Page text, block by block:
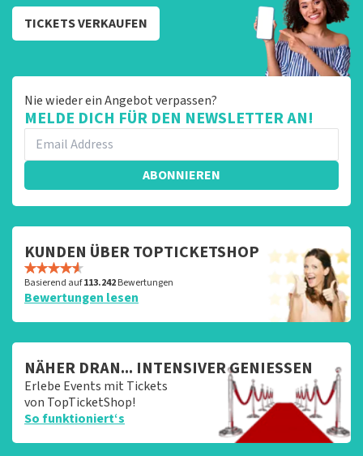
TICKETS VERKAUFEN
Nie wieder ein Angebot verpassen?
MELDE DICH FÜR DEN NEWSLETTER AN!
ABONNIEREN
KUNDEN ÜBER TOPTICKETSHOP
Basierend auf113.242Bewertungen
Bewertungen lesen
NÄHER DRAN... INTENSIVER GENIESSEN
Erlebe Events mit Tickets
von TopTicketShop!
So funktioniert‘s